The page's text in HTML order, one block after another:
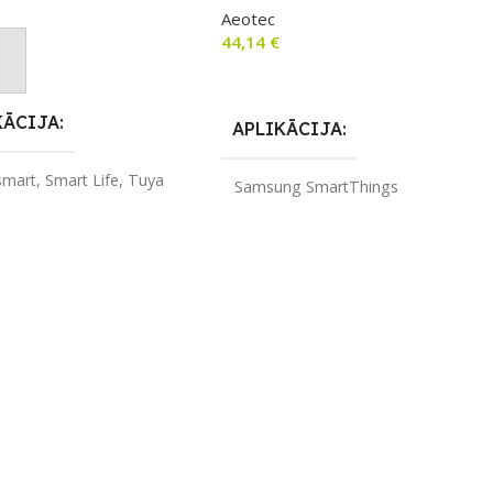
Grozam
, Smart Life, Tuya
Aeotec
44,14 €
APLIKĀCIJA
Samsung SmartThings